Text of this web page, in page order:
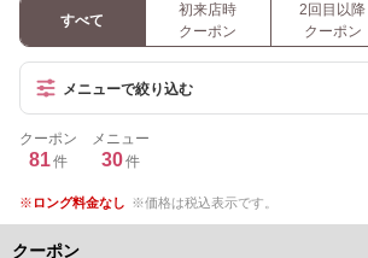
すべて
初来店時
クーポン
2回目以降
クーポン
メニューで絞り込む
クーポン
81件
メニュー
30件
ロング料金なし 価格は税込表示です。
クーポン